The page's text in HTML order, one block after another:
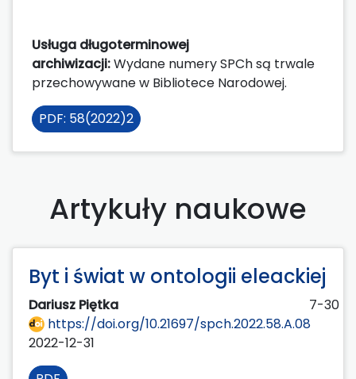
Usługa długoterminowej
archiwizacji:Wydane numery SPCh są trwale
przechowywane w Bibliotece Narodowej.
PDF: 58(2022)2
Artykuły naukowe
Byt i świat w ontologii eleackiej
Dariusz Piętka
7-30
https://doi.org/10.21697/spch.2022.58.A.08
2022-12-31